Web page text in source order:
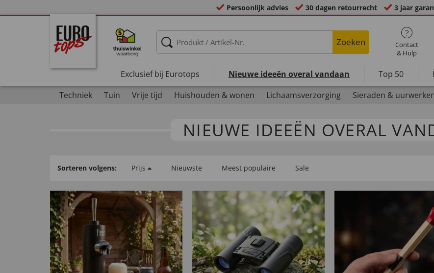
Persoonlijk advies 30 dagen retourrecht 3 jaar
Zoeken
Contact
& Hulp
Exclusief bij Eurotops Nieuwe ideeën overal vandaan Top 50
Techniek
Tuin Vrije tijd Huishouden & wonen Lichaamsverzorging Sieraden &
NIEUWE IDEEËN OVERAL
Sorteren volgens: Prijs Nieuwste Meest populaire Sale